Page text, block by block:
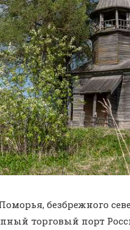
безбрежного
торговый порт